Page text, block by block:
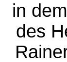
in
des